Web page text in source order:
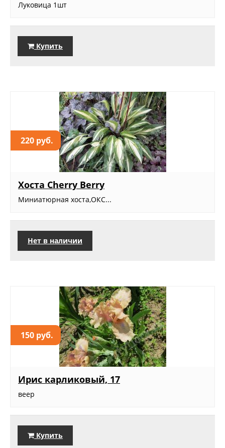
Луковица 1шт
Купить
220 руб.
Хоста Cherry Berry
Миниатюрная хоста,ОКС...
Нет в наличии
150 руб.
Ирис карликовый, 17
веер
Купить